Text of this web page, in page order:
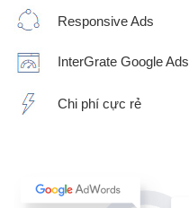
Responsive Ads
InterGrate Google Ads
Chi phí cực rẻ